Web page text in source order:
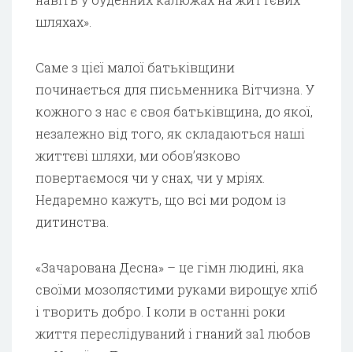
шляхах».
Саме з цієї малої батьківщини
починається для письменника Вітчизна. У
кожного з нас є своя батьківщина, до якої,
незалежно від того, як складаються наші
життєві шляхи, ми обов’язково
повертаємося чи у снах, чи у мріях.
Недаремно кажуть, що всі ми родом із
дитинства.
«Зачарована Десна» – це гімн людині, яка
своїми мозолястими руками вирощує хліб
і творить добро. І коли в останні роки
життя переслідуваний і гнаний за1 любов